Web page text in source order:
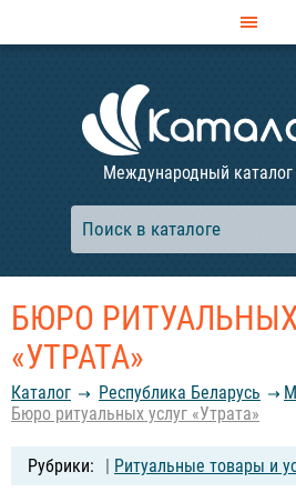
Международный каталог
БЮРО
«УТРАТА»
Каталог Республика Беларусь
Бюро ритуальных услуг «Утрата»
| Ритуальные товары и